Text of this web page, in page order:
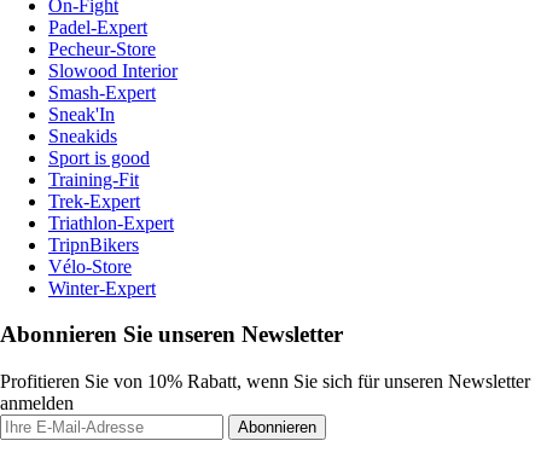
On-Fight
Padel-Expert
Pecheur-Store
Slowood Interior
Smash-Expert
Sneak'In
Sneakids
Sport is good
Training-Fit
Trek-Expert
Triathlon-Expert
TripnBikers
Vélo-Store
Winter-Expert
Abonnieren Sie unseren Newsletter
Profitieren Sie von 10% Rabatt, wenn Sie sich für unseren Newsletter
anmelden
Abonnieren